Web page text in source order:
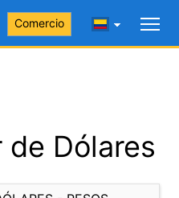
Comercio
Dólares